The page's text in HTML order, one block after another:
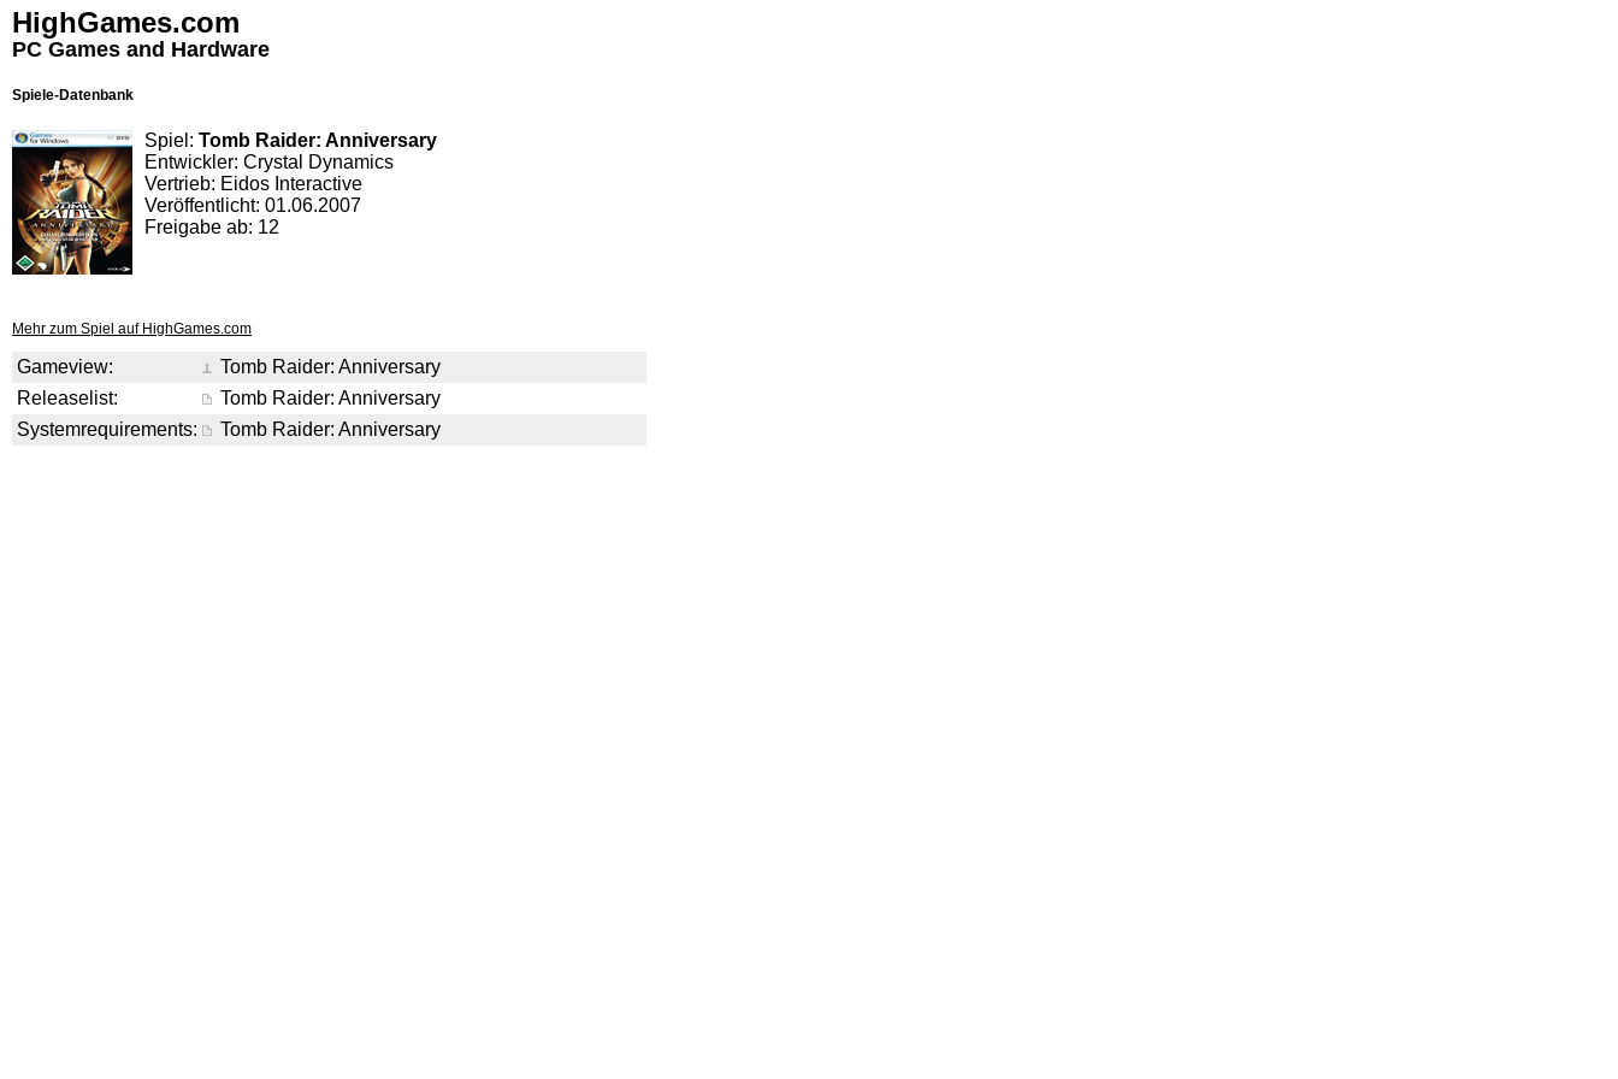
HighGames.com
PC Games and Hardware
Spiele-Datenbank
Spiel: Tomb Raider: Anniversary
Entwickler: Crystal Dynamics
Vertrieb: Eidos Interactive
Veröffentlicht: 01.06.2007
Freigabe ab: 12
Mehr zum Spiel auf HighGames.com
Gameview:
Tomb Raider: Anniversary
Releaselist:
Tomb Raider: Anniversary
Systemrequirements:
Tomb Raider: Anniversary